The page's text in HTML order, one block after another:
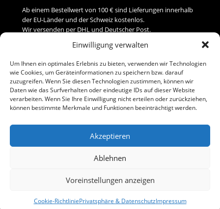
Einwilligung verwalten
Um Ihnen ein optimales Erlebnis zu bieten, verwenden wir Technologien
wie Cookies, um Geräteinformationen zu speichern bzw. darauf
zuzugreifen. Wenn Sie diesen Technologien zustimmen, können wir
Daten wie das Surfverhalten oder eindeutige IDs auf dieser Website
verarbeiten. Wenn Sie Ihre Einwilligung nicht erteilen oder zurückziehen,
können bestimmte Merkmale und Funktionen beeinträchtigt werden.
Akzeptieren
Ablehnen
Voreinstellungen anzeigen
Cookie-RichtliniePrivatsphäre & DatenschutzImpressum
Ab einem Bestellwert von 100 € sind Lieferungen innerhalb
der EU-Länder und der Schweiz kostenlos.
Wir versenden per DHL und Deutscher Post.
Versand
Zahlung
Baumann Modellspielwaren
Telefon (0 91 61) 33 84
Impressum